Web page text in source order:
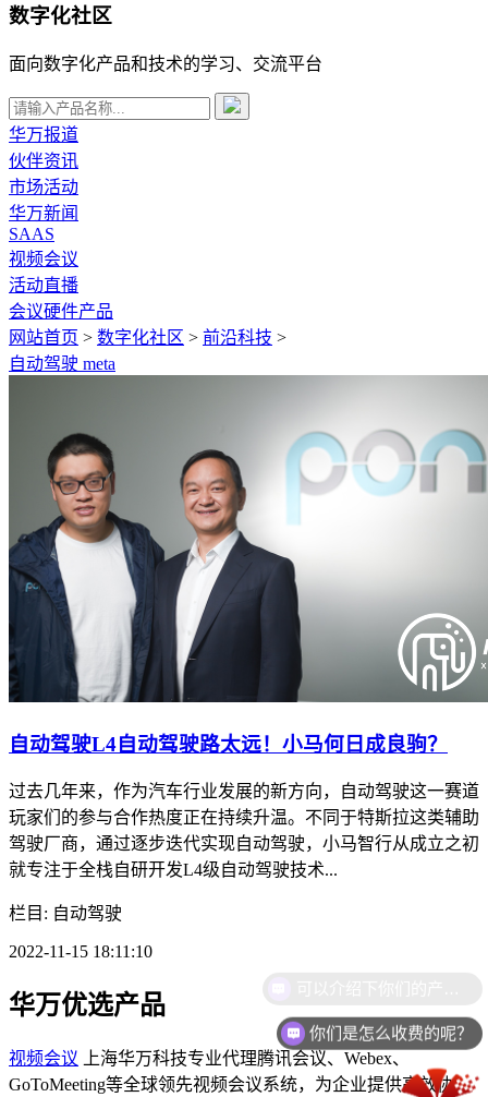
数字化社区
面向数字化产品和技术的学习、交流平台
华万报道
伙伴资讯
市场活动
华万新闻
SAAS
视频会议
活动直播
会议硬件产品
网站首页 > 数字化社区 > 前沿科技 >
自动驾驶 meta
自动驾驶L4自动驾驶路太远！小马何日成良驹？
过去几年来，作为汽车行业发展的新方向，自动驾驶这一赛道
玩家们的参与合作热度正在持续升温。不同于特斯拉这类辅助
驾驶厂商，通过逐步迭代实现自动驾驶，小马智行从成立之初
就专注于全栈自研开发L4级自动驾驶技术...
栏目: 自动驾驶
2022-11-15 18:11:10
华万优选产品
视频会议
上海华万科技专业代理腾讯会议、Webex、
GoToMeeting等全球领先视频会议系统，为企业提供高效协
你们是怎么收费的呢？